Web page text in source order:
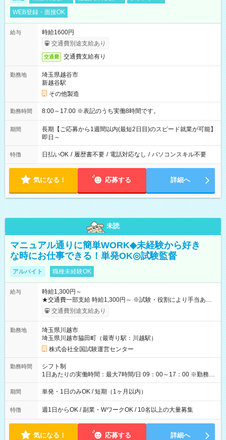
WEB登録・面接OK
給与
時給1600円
交通費別途支給あり
交通費 交通費支給有り
勤務地
埼玉県越谷市
新越谷駅
その他製造
勤務時間 8:00～17:00 ※表記のうち実働8時間です。
期間
長期【ご応募から1週間以内(最短2日目)のスピード就業が可能】
即日～
特徴 日払いOK / 履歴書不要 / 電話対応なし / パソコンスキル不要
気になる！ 応募する 詳細へ
未読
マニュアル通りに簡単WORK◆未経験から好き
な時にお仕事できる！単発OK◎試験監督
アルバイト 職種未経験OK
給与
時給1,300円～
★交通費一部支給 時給1,300円～ ※試験・役割により手当あり
※勤務回数により昇給あり 【即給（前払い）オプションあ
り！】 希望される場合、勤務から1週間ほどで給与の一部を受け
例】 ・河合塾模擬試験 8:30～17:30（休憩1時間） 時給1,300円
×8時間＝日収10,400円＋交通費 ※当日の役割により時給＋100
円の場合あり ・国家試験 7:00～13:30（休憩なし） 時給1,300
円（役割手当＋100円）×6時間＝日収8,400円＋交通費 【試用期
間】試用期間なし
交通費別途支給あり
勤務地
埼玉県川越市
埼玉県川越市脇田町（最寄り駅：川越駅）
株式会社全国試験運営センター
勤務時間
シフト制
1日あたりの実働時間：最大7時間/日 09：00～17：00 ※勤務時
間は 試験により異なります。
期間 単発・1日のみOK / 短期（1ヶ月以内）
特徴 週1日からOK / 副業・WワークOK / 10名以上の大量募集
気になる！ 応募する 詳細へ